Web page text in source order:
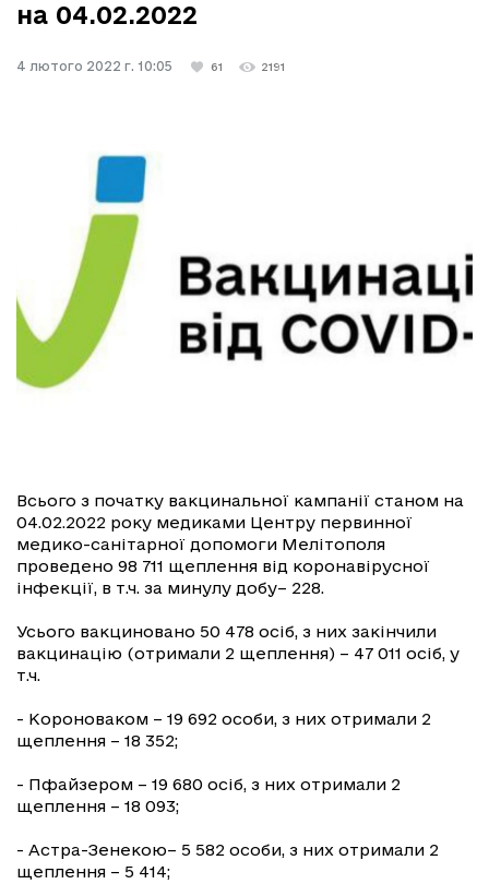
на 04.02.2022
4 лютого 2022 г. 10:05 61 2191
Всього з початку вакцинальної кампанії станом на
04.02.2022 року медиками Центру первинної
медико-санітарної допомоги Мелітополя
проведено 98 711 щеплення від коронавірусної
інфекції, в т.ч. за минулу добу– 228.
Усього вакциновано 50 478 осіб, з них закінчили
вакцинацію (отримали 2 щеплення) – 47 011 осіб, у
т.ч.
- Короноваком – 19 692 особи, з них отримали 2
щеплення – 18 352;
- Пфайзером – 19 680 осіб, з них отримали 2
щеплення – 18 093;
- Астра-Зенекою– 5 582 особи, з них отримали 2
щеплення – 5 414;